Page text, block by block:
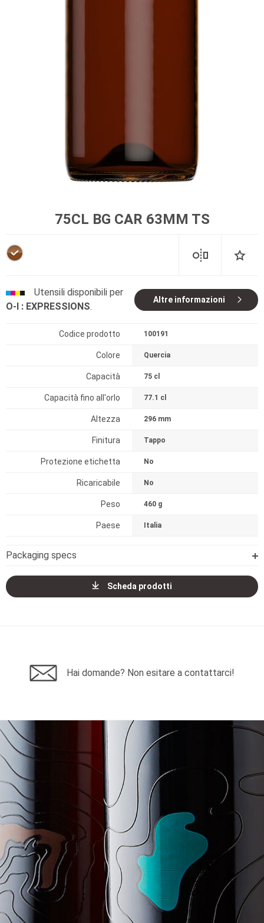
75CL BG CAR 63MM TS
Utensili disponibili per
O-I : EXPRESSIONS.
Altre informazioni
Codice prodotto 100191
Colore Quercia
Capacità 75 cl
Capacità fino all'orlo 77.1 cl
Altezza 296 mm
Finitura Tappo
Protezione etichetta No
Ricaricabile No
Peso 460 g
Paese Italia
Packaging specs
Scheda prodotti
Hai domande? Non esitare a contattarci!